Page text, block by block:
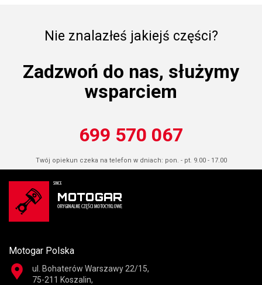
Nie znalazłeś jakiejś części?
Zadzwoń do nas, służymy
wsparciem
699 570 067
Twój opiekun czeka na telefon w dniach: pon. - pt. 9.00 - 17.00
Motogar Polska
ul. Bohaterów Warszawy 22/15,
75-211 Koszalin,